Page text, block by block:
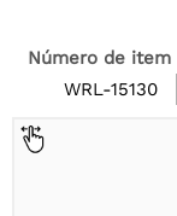
Número de item
WRL-15130